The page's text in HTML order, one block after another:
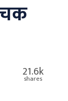
21.6k
shares